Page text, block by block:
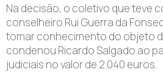
Na decisão, o coletivo que teve
conselheiro Rui Guerra da
tomar conhecimento do objeto
condenou Ricardo Salgado ao
judiciais no valor de 2.040 euros.